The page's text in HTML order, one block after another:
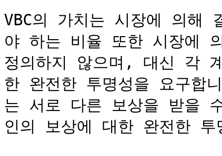
VBC의 가치는 시장에 의해
야 하는 비율 또한 시장에
정의하지 않으며, 대신 각
한 완전한 투명성을 요구합
는 서로 다른 보상을 받을
인의 보상에 대한 완전한